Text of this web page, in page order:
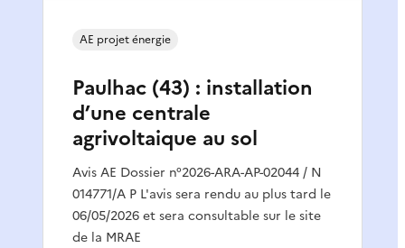
Paulhac (43) : installation
d’une centrale
agrivoltaique au sol
Avis AE Dossier n°2026-ARA-AP-02044 / N
014771/A P L'avis sera rendu au plus tard le
06/05/2026 et sera consultable sur le site
de la MRAE
AE projet énergie